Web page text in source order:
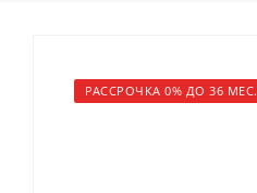
РАССРОЧКА 0% ДО 36 МЕС.